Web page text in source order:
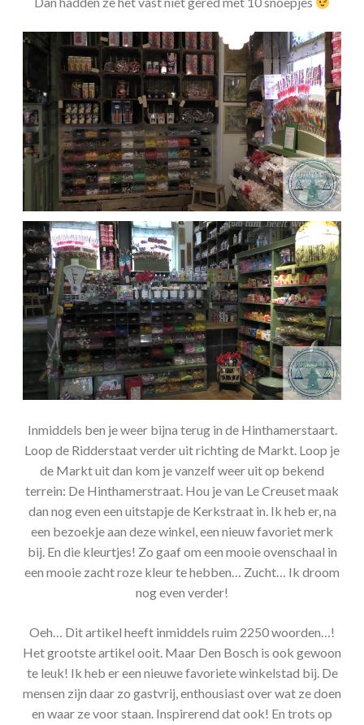
Inmiddels ben je weer bijna terug in de Hinthamerstaart.
Loop de Ridderstaat verder uit richting de Markt. Loop je
de Markt uit dan kom je vanzelf weer uit op bekend
terrein: De Hinthamerstraat. Hou je van Le Creuset maak
dan nog even een uitstapje de Kerkstraat in. Ik heb er, na
een bezoekje aan deze winkel, een nieuw favoriet merk
bij. En die kleurtjes! Zo gaaf om een mooie ovenschaal in
een mooie zacht roze kleur te hebben… Zucht… Ik droom
nog even verder!
Oeh… Dit artikel heeft inmiddels ruim 2250 woorden…!
Het grootste artikel ooit. Maar Den Bosch is ook gewoon
te leuk! Ik heb er een nieuwe favoriete winkelstad bij. De
mensen zijn daar zo gastvrij, enthousiast over wat ze doen
en waar ze voor staan. Inspirerend dat ook! En trots op